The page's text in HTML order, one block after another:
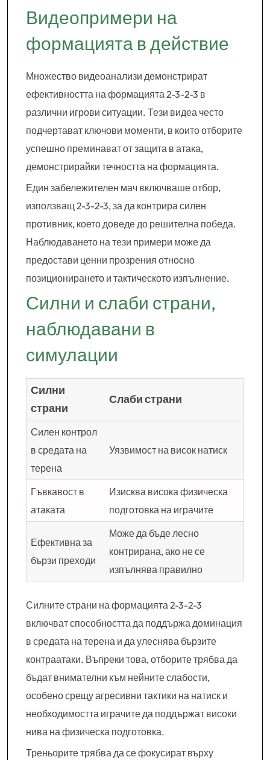
Видеопримери на
формацията в действие
Множество видеоанализи демонстрират
ефективността на формацията 2-3-2-3 в
различни игрови ситуации. Тези видеа често
подчертават ключови моменти, в които отборите
успешно преминават от защита в атака,
демонстрирайки течността на формацията.
Един забележителен мач включваше отбор,
използващ 2-3-2-3, за да контрира силен
противник, което доведе до решителна победа.
Наблюдаването на тези примери може да
предостави ценни прозрения относно
позиционирането и тактическото изпълнение.
Силни и слаби страни,
наблюдавани в
симулации
Силни
страни
Слаби страни
Силен контрол
в средата на
терена
Уязвимост на висок натиск
Гъвкавост в
атаката
Изисква висока физическа
подготовка на играчите
Ефективна за
бързи преходи
Може да бъде лесно
контрирана, ако не се
изпълнява правилно
Силните страни на формацията 2-3-2-3
включват способността да поддържа доминация
в средата на терена и да улеснява бързите
контраатаки. Въпреки това, отборите трябва да
бъдат внимателни към нейните слабости,
особено срещу агресивни тактики на натиск и
необходимостта играчите да поддържат високи
нива на физическа подготовка.
Треньорите трябва да се фокусират върху